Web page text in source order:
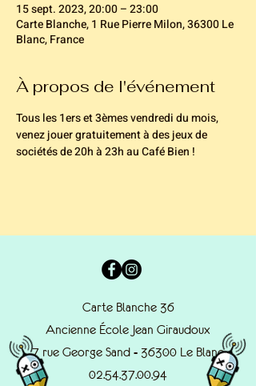
15 sept. 2023, 20:00 – 23:00
Carte Blanche, 1 Rue Pierre Milon, 36300 Le
Blanc, France
À propos de l'événement
Tous les 1ers et 3èmes vendredi du mois,
venez jouer gratuitement à des jeux de
sociétés de 20h à 23h au Café Bien !
Carte Blanche 36
Ancienne École Jean Giraudoux
7 rue George Sand - 36300 Le Blanc
02.54.37.00.94